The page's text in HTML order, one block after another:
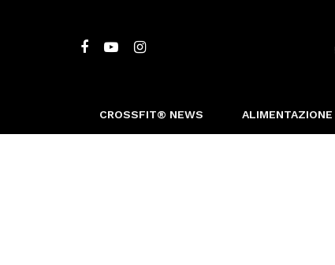
CROSSFIT® NEWS ALIMENTAZIONE